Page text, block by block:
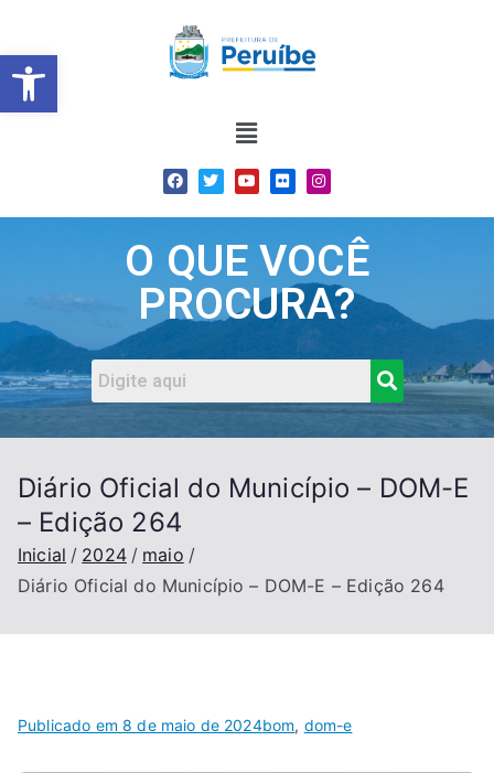
Barra de Ferramentas
O QUE VOCÊ
PROCURA?
Diário Oficial do Município – DOM-E
– Edição 264
Inicial 2024
maio
Diário Oficial do Município – DOM-E – Edição 264
Publicado em8 de maio de 2024bom, dom-e